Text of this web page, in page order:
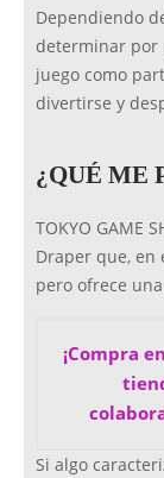
Dependiendo
determinar por
juego como
divertirse y
¿QUÉ ME
TOKYO GAME
Draper que, en
pero ofrece
¡Compra
Si algo